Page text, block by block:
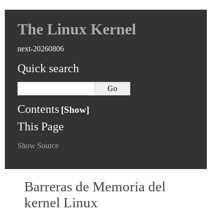
The Linux Kernel
next-20260806
Quick search
Contents
This Page
Show Source
Barreras de Memoria del
kernel Linux